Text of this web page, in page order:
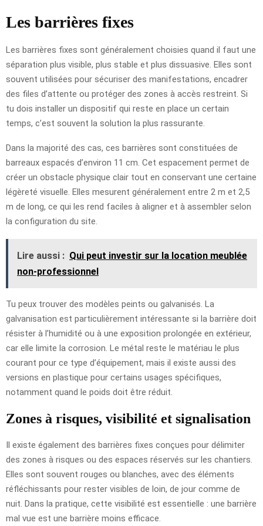
Les barrières fixes
Les barrières fixes sont généralement choisies quand il faut une
séparation plus visible, plus stable et plus dissuasive. Elles sont
souvent utilisées pour sécuriser des manifestations, encadrer
des files d’attente ou protéger des zones à accès restreint. Si
tu dois installer un dispositif qui reste en place un certain
temps, c’est souvent la solution la plus rassurante.
Dans la majorité des cas, ces barrières sont constituées de
barreaux espacés d’environ 11 cm. Cet espacement permet de
créer un obstacle physique clair tout en conservant une certaine
légèreté visuelle. Elles mesurent généralement entre 2 m et 2,5
m de long, ce qui les rend faciles à aligner et à assembler selon
la configuration du site.
Lire aussi : Qui peut investir sur la location meublée
non-professionnel
Tu peux trouver des modèles peints ou galvanisés. La
galvanisation est particulièrement intéressante si la barrière doit
résister à l’humidité ou à une exposition prolongée en extérieur,
car elle limite la corrosion. Le métal reste le matériau le plus
courant pour ce type d’équipement, mais il existe aussi des
versions en plastique pour certains usages spécifiques,
notamment quand le poids doit être réduit.
Zones à risques, visibilité et signalisation
Il existe également des barrières fixes conçues pour délimiter
des zones à risques ou des espaces réservés sur les chantiers.
Elles sont souvent rouges ou blanches, avec des éléments
réfléchissants pour rester visibles de loin, de jour comme de
nuit. Dans la pratique, cette visibilité est essentielle : une barrière
mal vue est une barrière moins efficace.